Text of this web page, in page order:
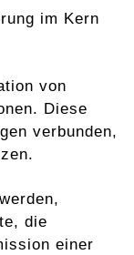
im Kern
von
Diese
verbunden,
die
einer